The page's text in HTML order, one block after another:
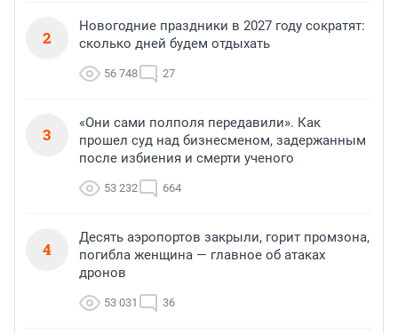
2
Новогодние праздники в 2027 году сократят:
сколько дней будем отдыхать
56 748 27
3
«Они сами полполя передавили». Как
прошел суд над бизнесменом, задержанным
после избиения и смерти ученого
53 232 664
4
Десять аэропортов закрыли, горит промзона,
погибла женщина — главное об атаках
дронов
53 031 36